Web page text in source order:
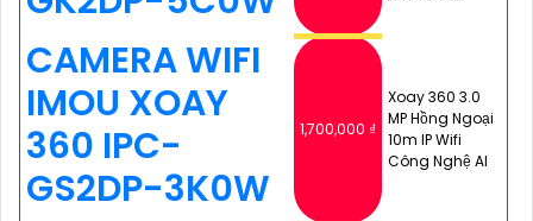
CAMERA WIFI
IMOU XOAY
360 IPC-
GS2DP-3K0W
1,700,000 ₫
Xoay 360 3.0
MP Hồng Ngoại
10m IP Wifi
Công Nghệ AI